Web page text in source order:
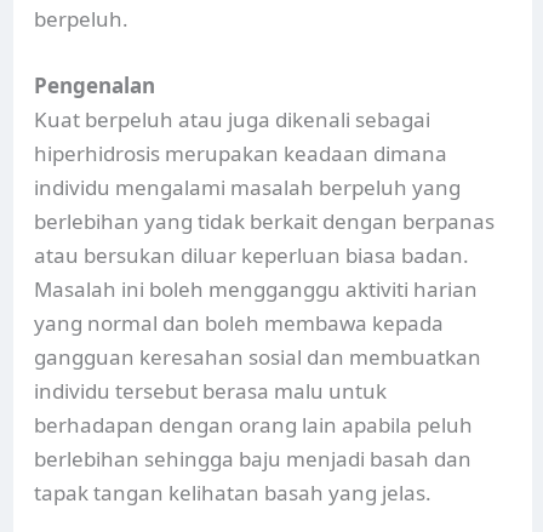
berpeluh.
Pengenalan
Kuat berpeluh atau juga dikenali sebagai
hiperhidrosis merupakan keadaan dimana
individu mengalami masalah berpeluh yang
berlebihan yang tidak berkait dengan berpanas
atau bersukan diluar keperluan biasa badan.
Masalah ini boleh mengganggu aktiviti harian
yang normal dan boleh membawa kepada
gangguan keresahan sosial dan membuatkan
individu tersebut berasa malu untuk
berhadapan dengan orang lain apabila peluh
berlebihan sehingga baju menjadi basah dan
tapak tangan kelihatan basah yang jelas.